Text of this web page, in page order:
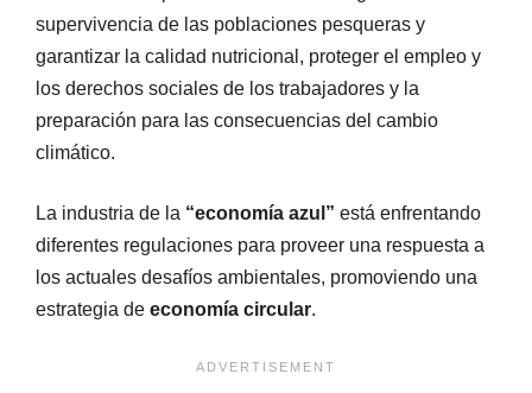
supervivencia de las poblaciones pesqueras y
garantizar la calidad nutricional, proteger el empleo y
los derechos sociales de los trabajadores y la
preparación para las consecuencias del cambio
climático.
La industria de la “economía azul” está enfrentando
diferentes regulaciones para proveer una respuesta a
los actuales desafíos ambientales, promoviendo una
estrategia de economía circular.